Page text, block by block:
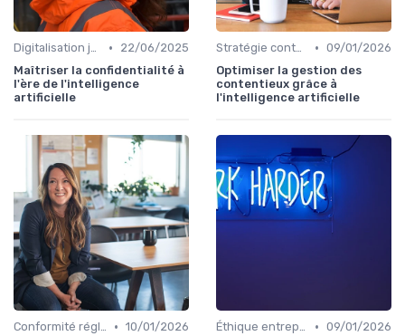
Digitalisation juridique •
22/06/2025
Maîtriser la confidentialité à
l'ère de l'intelligence
artificielle
Stratégie contentieuse • 09/01/2026
Optimiser la gestion des
contentieux grâce à
l'intelligence artificielle
Conformité réglementaire • 10/01/2026
Éthique entreprise • 09/01/2026